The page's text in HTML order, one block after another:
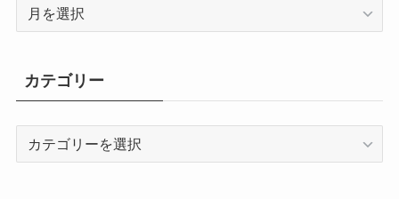
ブ
カテゴリー